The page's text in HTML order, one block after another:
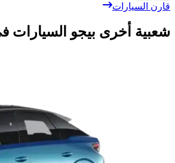
قارن السيارات
شعبية أخرى بيجو السيارات